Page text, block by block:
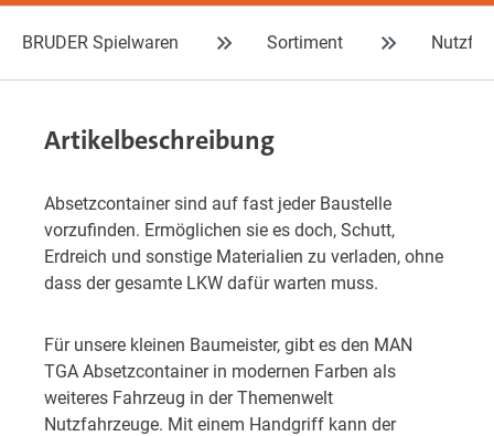
BRUDER Spielwaren Sortiment
Artikelbeschreibung
Absetzcontainer sind auf fast jeder Baustelle
vorzufinden. Ermöglichen sie es doch, Schutt,
Erdreich und sonstige Materialien zu verladen, ohne
dass der gesamte LKW dafür warten muss.
Für unsere kleinen Baumeister, gibt es den MAN
TGA Absetzcontainer in modernen Farben als
weiteres Fahrzeug in der Themenwelt
Nutzfahrzeuge. Mit einem Handgriff kann der